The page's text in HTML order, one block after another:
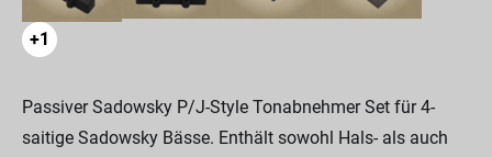
+1
Passiver Sadowsky P/J-Style Tonabnehmer Set für 4-
saitige Sadowsky Bässe. Enthält sowohl Hals- als auch